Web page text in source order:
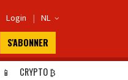
Login | NL 
S'ABONNER
📱 CRYPTO₿